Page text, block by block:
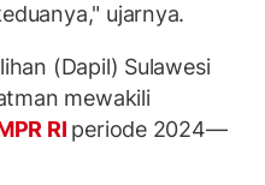
ujarnya.
(Dapil) Sulawesi
mewakili
RI periode 2024—